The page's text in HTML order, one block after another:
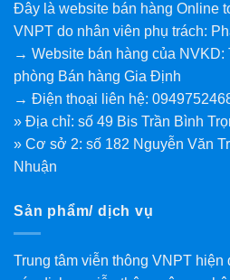
Đây là website bán hàng Online
VNPT do nhân viên phụ trách:
→ Website bán hàng của NVKD:
phòng Bán hàng Gia Định
→ Điện thoại liên hệ:
» Địa chỉ: số 49 Bis Trần Bình
» Cơ sở 2: số 182 Nguyễn Văn
Nhuận
Sản phẩm/ dịch vụ
Trung tâm viễn thông VNPT hiện